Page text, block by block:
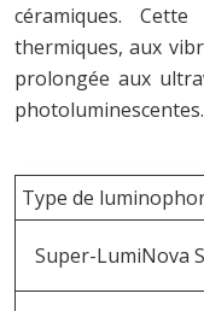
céramiques.
thermiques, aux
prolongée aux
photoluminescentes.
Type de
Super-LumiNova